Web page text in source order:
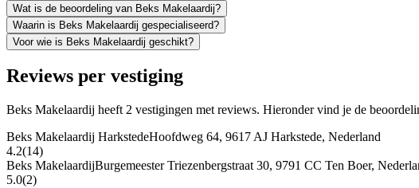
Wat is de beoordeling van Beks Makelaardij?
Waarin is Beks Makelaardij gespecialiseerd?
Voor wie is Beks Makelaardij geschikt?
Reviews per vestiging
Beks Makelaardij heeft 2 vestigingen met reviews. Hieronder vind je de
Beks Makelaardij HarkstedeHoofdweg 64, 9617 AJ Harkstede, Nederland
4.2(14)
Beks MakelaardijBurgemeester Triezenbergstraat 30, 9791 CC Ten Boer,
5.0(2)